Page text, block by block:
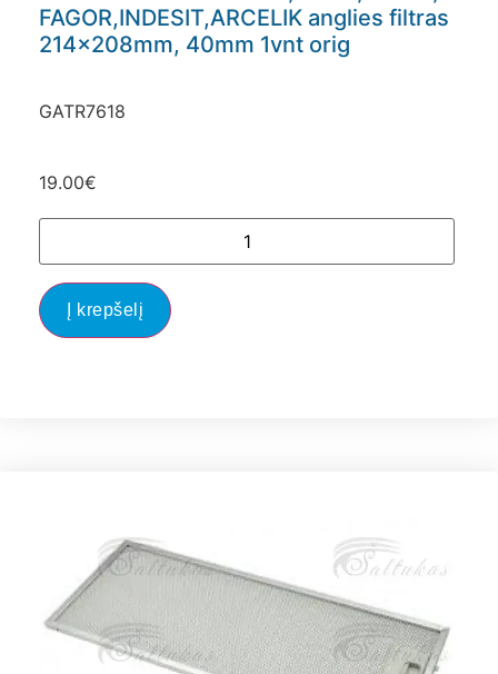
FAGOR,INDESIT,ARCELIK anglies filtras
214x208mm, 40mm 1vnt orig
GATR7618
19.00€
Į krepšelį